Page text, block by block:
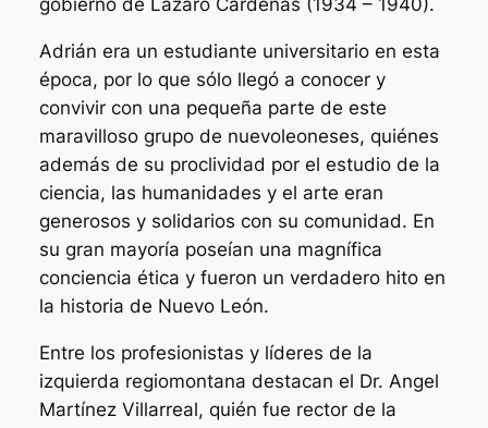
gobierno de Lázaro Cárdenas (1934 – 1940).
Adrián era un estudiante universitario en esta
época, por lo que sólo llegó a conocer y
convivir con una pequeña parte de este
maravilloso grupo de nuevoleoneses, quiénes
además de su proclividad por el estudio de la
ciencia, las humanidades y el arte eran
generosos y solidarios con su comunidad. En
su gran mayoría poseían una magnífica
conciencia ética y fueron un verdadero hito en
la historia de Nuevo León.
Entre los profesionistas y líderes de la
izquierda regiomontana destacan el Dr. Angel
Martínez Villarreal, quién fue rector de la